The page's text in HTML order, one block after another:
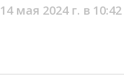
14 мая 2024 г. в 10:42